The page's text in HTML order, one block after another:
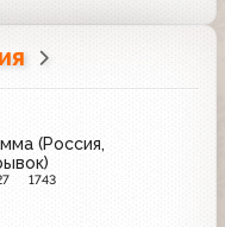
(Россия,
1743